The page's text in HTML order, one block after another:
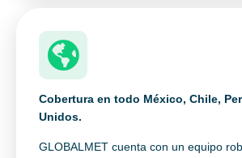
Cobertura en todo México, Chile,
Unidos.
GLOBALMET cuenta con un equipo